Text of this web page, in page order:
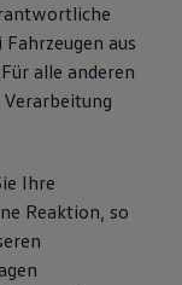
aus
alle anderen
Ihre
Reaktion, so